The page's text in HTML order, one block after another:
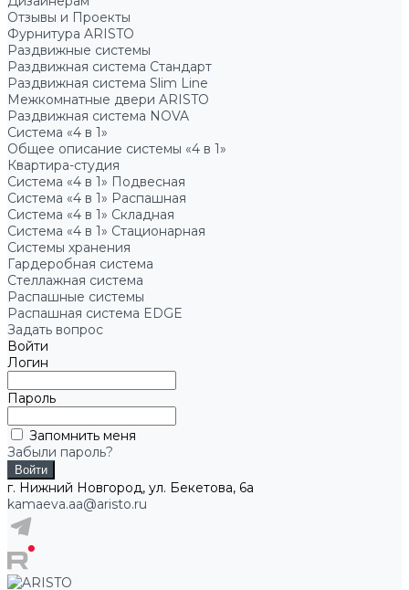
Отзывы и Проекты
Фурнитура ARISTO
Раздвижные системы
Раздвижная система Стандарт
Раздвижная система Slim Line
Межкомнатные двери ARISTO
Раздвижная система NOVA
Система «4 в 1»
Общее описание системы «4 в 1»
Квартира-студия
Система «4 в 1» Подвесная
Система «4 в 1» Распашная
Система «4 в 1» Складная
Система «4 в 1» Стационарная
Системы хранения
Гардеробная система
Стеллажная система
Распашные системы
Распашная система EDGE
Задать вопрос
Войти
Логин
Пароль
Запомнить меня
Забыли пароль?
г. Нижний Новгород, ул. Бекетова, 6а
kamaeva.aa@aristo.ru